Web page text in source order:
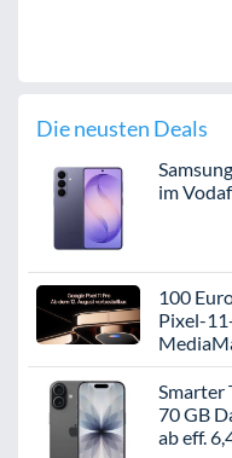
Die neusten Deals
im
100
Pixel-
Smarter
70 GB
ab eff.